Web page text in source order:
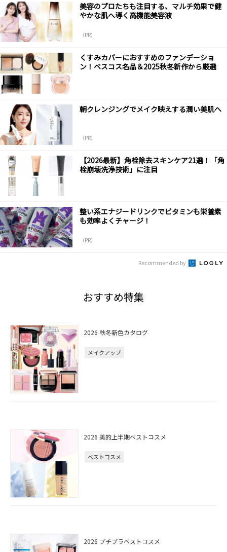
美容のプロたちも注目する、マルチ効果で健
やかな肌へ導く高機能美容液
（PR）
くすみカバーにおすすめのファンデーショ
ン！ベスコス名品＆2025秋冬新作から厳選
朝クレンジングでメイク映えする潤い美肌へ
（PR）
【2026最新】角栓除去スキンケア21選！「角
栓崩壊洗浄技術」に注目
整い系エナジードリンクでビタミンも栄養素
も効率よくチャージ！
（PR）
Recommended by
おすすめ特集
2026 秋冬新色カタログ
メイクアップ
2026 美的上半期ベストコスメ
ベストコスメ
2026 プチプラベストコスメ